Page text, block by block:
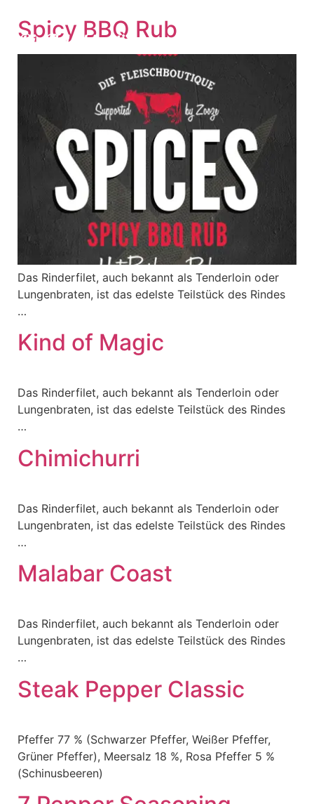
Spicy BBQ Rub
Das Rinderfilet, auch bekannt als Tenderloin oder
Lungenbraten, ist das edelste Teilstück des Rindes
…
Kind of Magic
Das Rinderfilet, auch bekannt als Tenderloin oder
Lungenbraten, ist das edelste Teilstück des Rindes
…
Chimichurri
Das Rinderfilet, auch bekannt als Tenderloin oder
Lungenbraten, ist das edelste Teilstück des Rindes
…
Malabar Coast
Das Rinderfilet, auch bekannt als Tenderloin oder
Lungenbraten, ist das edelste Teilstück des Rindes
…
Steak Pepper Classic
Pfeffer 77 % (Schwarzer Pfeffer, Weißer Pfeffer,
Grüner Pfeffer), Meersalz 18 %, Rosa Pfeffer 5 %
(Schinusbeeren)